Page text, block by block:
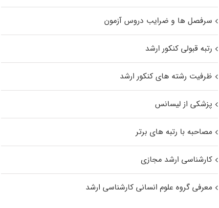
سرفصل ها و ضرایب دروس آزمون
رتبه قبولی کنکور ارشد
ظرفیت رشته های کنکور ارشد
پزشکی از لیسانس
مصاحبه با رتبه های برتر
کارشناسی ارشد مجازی
معرفی گروه علوم انسانی کارشناسی ارشد